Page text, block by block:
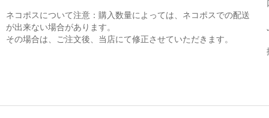
ネコポスについて注意：購入数量によっては、ネコポスでの配送
が出来ない場合があります。
その場合は、ご注文後、当店にて修正させていただきます。